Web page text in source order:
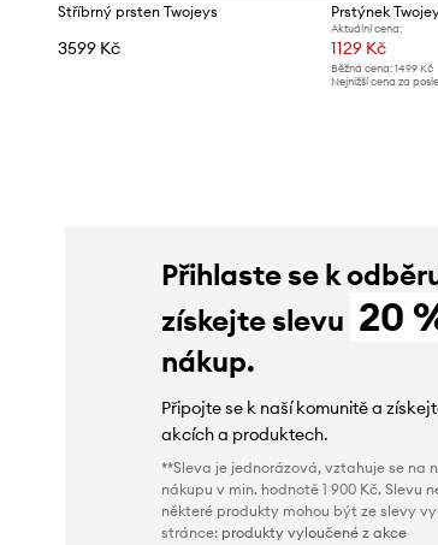
Stříbrný prsten Twojeys
3599 Kč
Prstýnek
Aktuální cena:
1129 Kč
Běžná cena:1499 Kč
Nejnižší cena za
Přihlaste se k
získejte slevu 20
nákup.
Připojte se k naší komunitě a
akcích a produktech.
**Sleva je jednorázová, vztahuje se na
nákupu v min. hodnotě 1 900 Kč. Slevu
některé produkty mohou být ze slevy
stránce: produkty vyloučené z akce